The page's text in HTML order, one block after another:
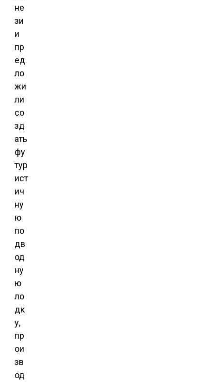
не
зи
и
пр
ед
ло
жи
ли
со
зд
ать
фу
тур
ист
ич
ну
ю
по
дв
од
ну
ю
ло
дк
у,
пр
ои
зв
од